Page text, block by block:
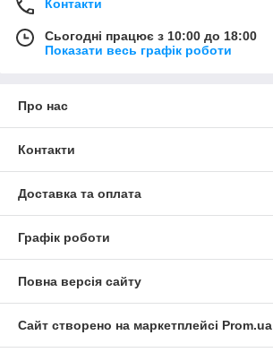
Контакти
Сьогодні працює з 10:00 до 18:00
Показати весь графік роботи
Про нас
Контакти
Доставка та оплата
Графік роботи
Повна версія сайту
Сайт створено на маркетплейсі Prom.ua